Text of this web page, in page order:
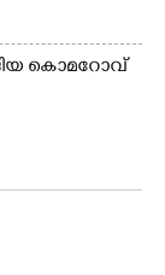
കൊ​മ​റോ​വ്